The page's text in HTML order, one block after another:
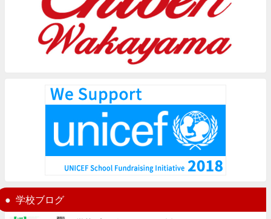
学校ブログ